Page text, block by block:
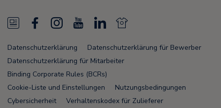
N
e
w
s
F
a
c
e
b
I
s
t
a
o
u
T
u
L
n
k
e
N
F
Datenschutzerklärung
Datenschutzerklärung für Bewerber
Datenschutzerklärung für Mitarbeiter
Binding Corporate Rules (BCRs)
Cookie-Liste und Einstellungen
Nutzungsbedingungen
Cybersicherheit
Verhaltenskodex für Zulieferer